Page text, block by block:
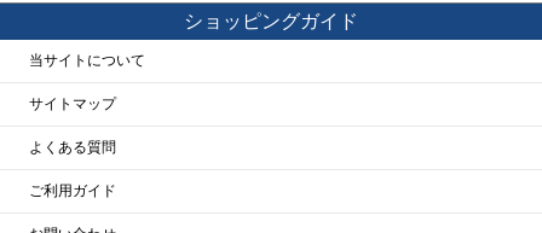
ショッピングガイド
当サイトについて
サイトマップ
よくある質問
ご利用ガイド